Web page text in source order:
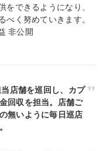
をできるようになり、
べく努めていきます。
非公開
店舗を巡回し、カプ
回収を担当。店舗ご
無いように毎日巡店